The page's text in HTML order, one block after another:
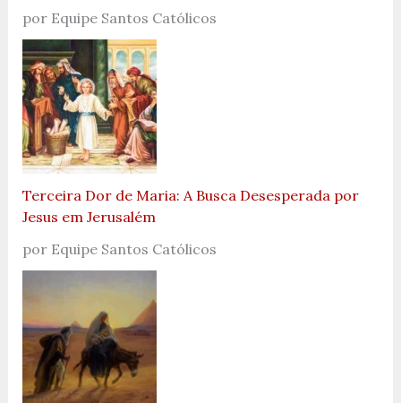
por Equipe Santos Católicos
Terceira Dor de Maria: A Busca Desesperada por
Jesus em Jerusalém
por Equipe Santos Católicos